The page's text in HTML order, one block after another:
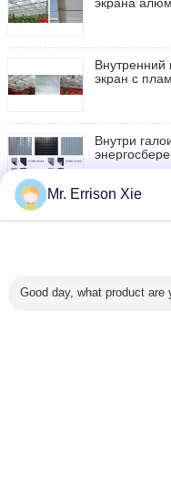
экран с
Внутри
Полимер
Экран
Mr. Errison Xie
Good day, what product are